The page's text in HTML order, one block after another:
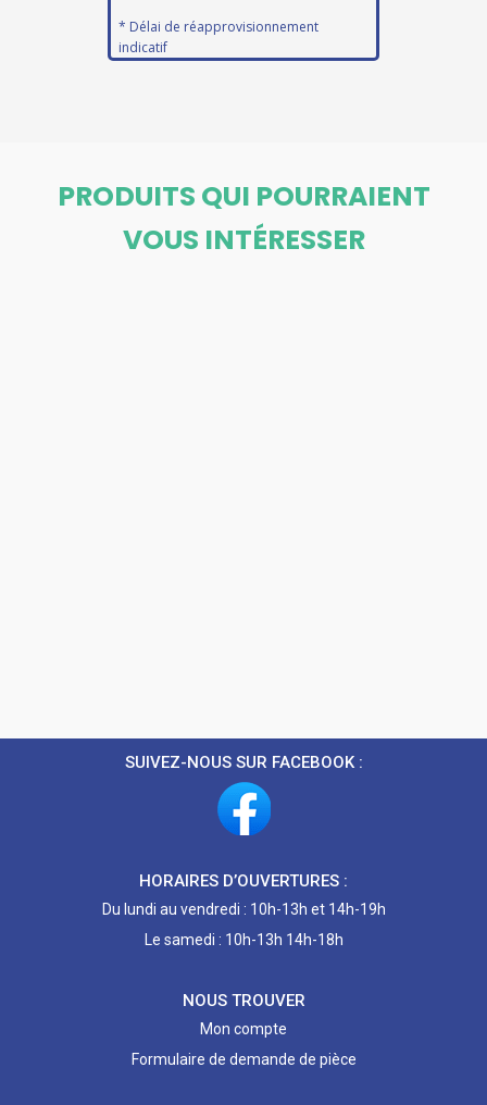
* Délai de réapprovisionnement
indicatif
PRODUITS QUI POURRAIENT
VOUS INTÉRESSER
SUIVEZ-NOUS SUR FACEBOOK :
HORAIRES D’OUVERTURES :
Du lundi au vendredi : 10h-13h et 14h-19h
Le samedi : 10h-13h 14h-18h
NOUS TROUVER
Mon compte
Formulaire de demande de pièce